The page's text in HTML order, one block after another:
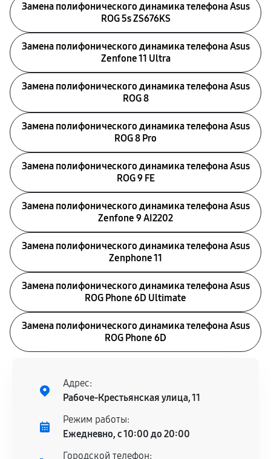
Замена полифонического динамика телефона Asus
ROG 5s ZS676KS
Замена полифонического динамика телефона Asus
Zenfone 11 Ultra
Замена полифонического динамика телефона Asus
ROG 8
Замена полифонического динамика телефона Asus
ROG 8 Pro
Замена полифонического динамика телефона Asus
ROG 9 FE
Замена полифонического динамика телефона Asus
Zenfone 9 AI2202
Замена полифонического динамика телефона Asus
Zenphone 11
Замена полифонического динамика телефона Asus
ROG Phone 6D Ultimate
Замена полифонического динамика телефона Asus
ROG Phone 6D
Адрес:
Рабоче-Крестьянская улица, 11
Режим работы:
Ежедневно, с 10:00 до 20:00
Городской телефон: